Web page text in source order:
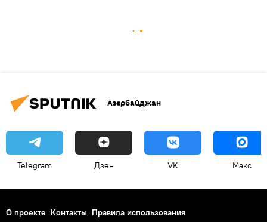
Азербайджан
Telegram Дзен VK Макс
О проекте Контакты Правила использования